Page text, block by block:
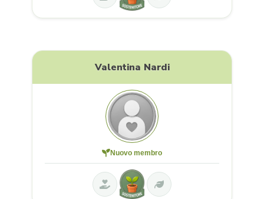
Valentina Nardi
Nuovo membro